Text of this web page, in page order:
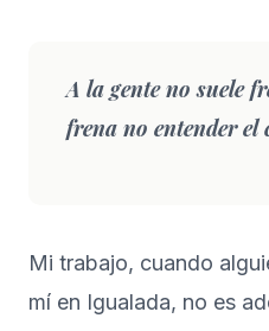
A la gente no suele
frena no entender el
Mi trabajo, cuando
mí en Igualada, no es